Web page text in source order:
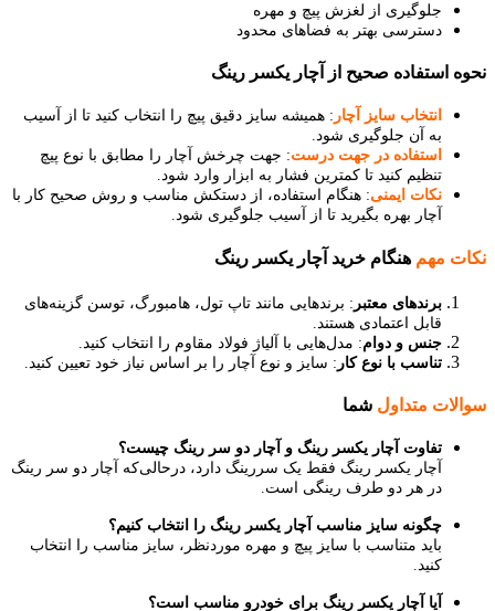
جلوگیری از لغزش پیچ و مهره
دسترسی بهتر به فضاهای محدود
نحوه استفاده صحیح از آچار یکسر رینگ
انتخاب سایز آچار : همیشه سایز دقیق پیچ را انتخاب کنید تا از آسیب
به آن جلوگیری شود.
استفاده در جهت درست: جهت چرخش آچار را مطابق با نوع پیچ
تنظیم کنید تا کمترین فشار به ابزار وارد شود.
نکات ایمنی: هنگام استفاده، از دستکش مناسب و روش صحیح کار با
آچار بهره بگیرید تا از آسیب جلوگیری شود.
نکات مهم هنگام خرید آچار یکسر رینگ
برندهای معتبر : برندهایی مانند تاپ تول، هامبورگ، توسن گزینه‌های
قابل اعتمادی هستند.
جنس و دوام: مدل‌هایی با آلیاژ فولاد مقاوم را انتخاب کنید.
تناسب با نوع کار : سایز و نوع آچار را بر اساس نیاز خود تعیین کنید.
سوالات متداول شما
تفاوت آچار یکسر رینگ و آچار دو سر رینگ چیست؟
آچار یکسر رینگ فقط یک سررینگ دارد، درحالی‌که آچار دو سر رینگ
در هر دو طرف رینگی است.
چگونه سایز مناسب آچار یکسر رینگ را انتخاب کنیم؟
باید متناسب با سایز پیچ و مهره موردنظر، سایز مناسب را انتخاب
کنید.
آیا آچار یکسر رینگ برای خودرو مناسب است؟